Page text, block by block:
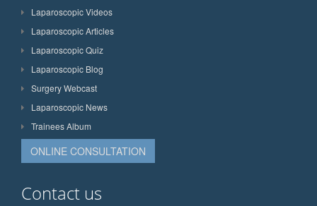
Laparoscopic Videos
Laparoscopic Articles
Laparoscopic Quiz
Laparoscopic Blog
Surgery Webcast
Laparoscopic News
Trainees Album
ONLINE CONSULTATION
Contact us